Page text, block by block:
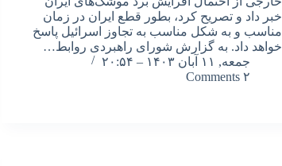
خبر داد و تصریح کرد، بطور قطع ایران در زمان
مناسب و به شکل مناسب به تجاوز اسرائیل پاسخ
خواهد داد. به گزارش شورای راهبردی روابط…
جمعه, ۱۱ آبان ۱۴۰۳ – ۲۰:۵۴
۲ Comments